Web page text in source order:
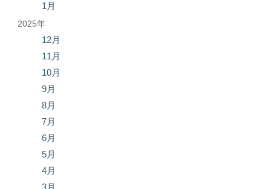
1月
2025年
12月
11月
10月
9月
8月
7月
6月
5月
4月